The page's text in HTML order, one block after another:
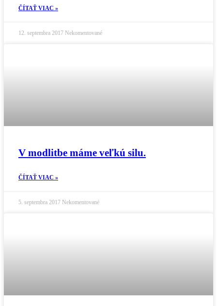
ČÍTAŤ VIAC »
12. septembra 2017 Nekomentované
V modlitbe máme veľkú silu.
ČÍTAŤ VIAC »
5. septembra 2017 Nekomentované